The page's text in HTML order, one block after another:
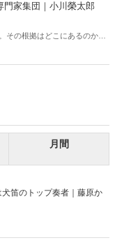
門家集団｜小川榮太郎
その根拠はどこにあるのか。
、情緒的で科学性ゼロの発言
のコロナ禍は終わらない！
月間
犬笛のトップ奏者｜藤原か